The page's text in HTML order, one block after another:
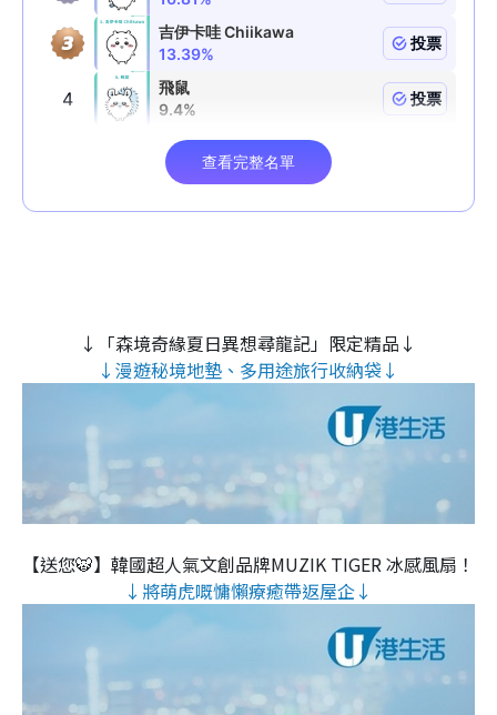
↓「森境奇緣夏日異想尋龍記」限定精品↓
↓漫遊秘境地墊、多用途旅行收納袋↓
【送您🐯】韓國超人氣文創品牌MUZIK TIGER 冰感風扇！
↓將萌虎嘅慵懶療癒帶返屋企↓